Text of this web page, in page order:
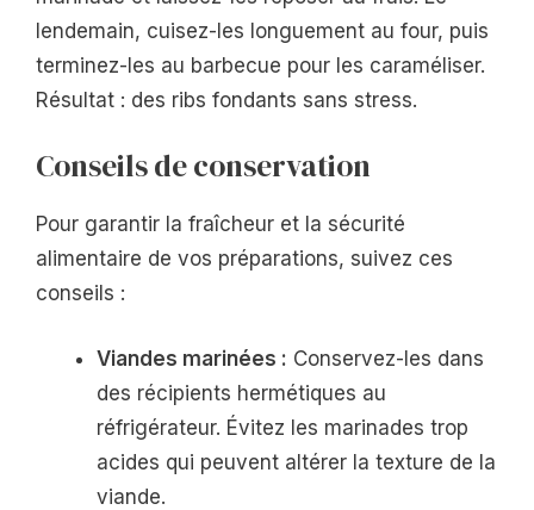
lendemain, cuisez-les longuement au four, puis
terminez-les au barbecue pour les caraméliser.
Résultat : des ribs fondants sans stress.
Conseils de conservation
Pour garantir la fraîcheur et la sécurité
alimentaire de vos préparations, suivez ces
conseils :
Viandes marinées : Conservez-les dans
des récipients hermétiques au
réfrigérateur. Évitez les marinades trop
acides qui peuvent altérer la texture de la
viande.